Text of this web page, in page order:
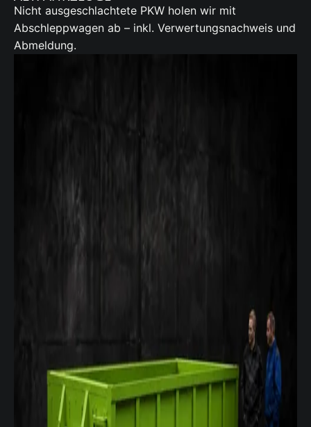
Nicht ausgeschlachtete PKW holen wir mit
Abschleppwagen ab – inkl. Verwertungsnachweis und
Abmeldung.